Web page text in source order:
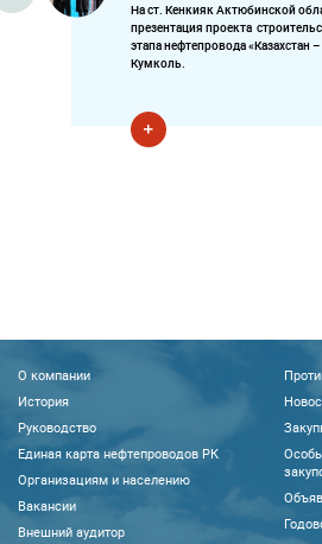
На ст. Кенкияк Актюбинской
презентация проекта
этапа нефтепровода «Казахстан
Кумколь.
О компании
История
Руководство
Единая карта нефтепроводов РК
Организациям и населению
Вакансии
Внешний аудитор